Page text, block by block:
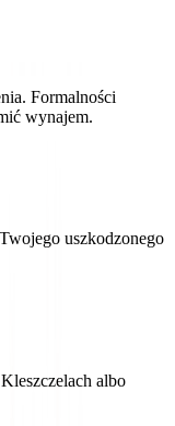
Formalności
wynajem.
uszkodzonego
albo